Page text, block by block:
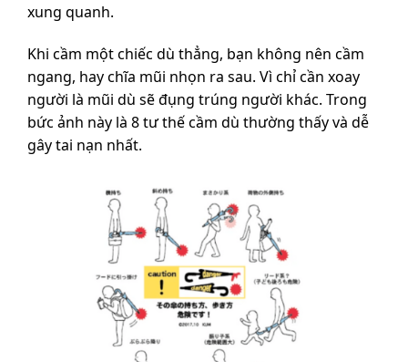
xung quanh.
Khi cầm một chiếc dù thẳng, bạn không nên cầm
ngang, hay chĩa mũi nhọn ra sau. Vì chỉ cần xoay
người là mũi dù sẽ đụng trúng người khác. Trong
bức ảnh này là 8 tư thế cầm dù thường thấy và dễ
gây tai nạn nhất.